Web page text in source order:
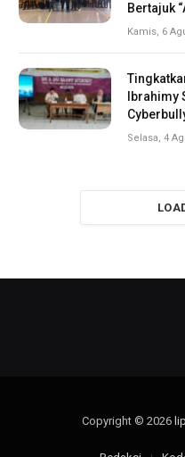
Bertajuk
Kamis, 6
Ibrahimy
Selasa, 4
Copyright © 2026